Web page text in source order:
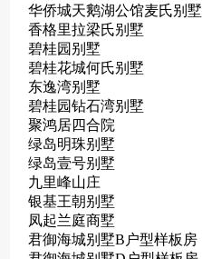
华侨城天鹅湖公馆麦氏别墅
香格里拉梁氏别墅
碧桂园别墅
碧桂花城何氏别墅
东逸湾别墅
碧桂园钻石湾别墅
聚鸿居四合院
绿岛明珠别墅
绿岛壹号别墅
九里峰山庄
银基王朝别墅
凤起兰庭商墅
君御海城别墅B户型样板房